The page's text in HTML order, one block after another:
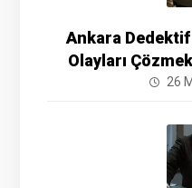
Ankara Dedektif
Olayları
26